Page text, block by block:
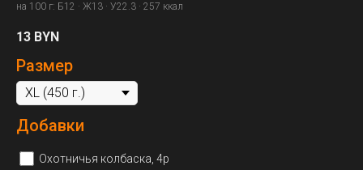
на 100 г: Б12 · Ж13 · У22.3 · 257 ккал
13 BYN
Размер
Добавки
Охотничья колбаска, 4р